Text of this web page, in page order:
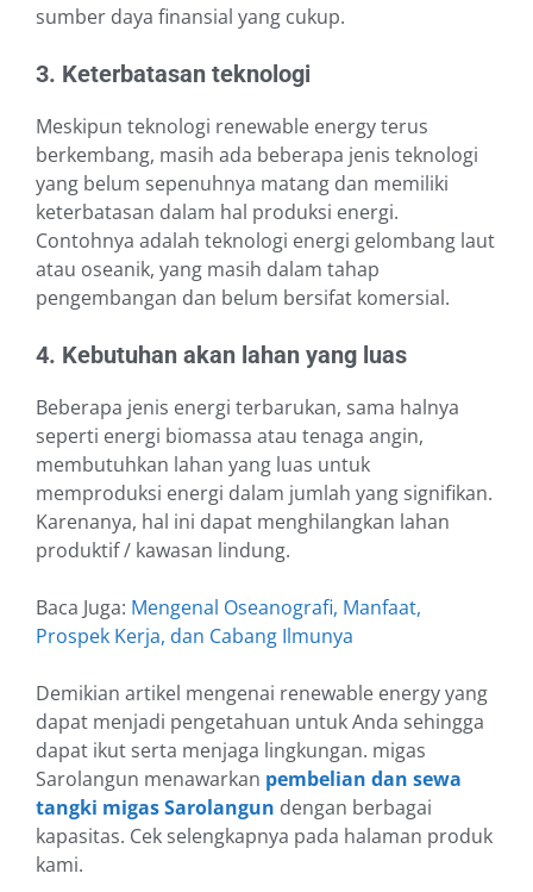
sumber daya finansial yang cukup.
3. Keterbatasan teknologi
Meskipun teknologi renewable energy terus
berkembang, masih ada beberapa jenis teknologi
yang belum sepenuhnya matang dan memiliki
keterbatasan dalam hal produksi energi.
Contohnya adalah teknologi energi gelombang laut
atau oseanik, yang masih dalam tahap
pengembangan dan belum bersifat komersial.
4. Kebutuhan akan lahan yang luas
Beberapa jenis energi terbarukan, sama halnya
seperti energi biomassa atau tenaga angin,
membutuhkan lahan yang luas untuk
memproduksi energi dalam jumlah yang signifikan.
Karenanya, hal ini dapat menghilangkan lahan
produktif / kawasan lindung.
Baca Juga: Mengenal Oseanografi, Manfaat,
Prospek Kerja, dan Cabang Ilmunya
Demikian artikel mengenai renewable energy yang
dapat menjadi pengetahuan untuk Anda sehingga
dapat ikut serta menjaga lingkungan. migas
Sarolangun menawarkan pembelian dan sewa
tangki migas Sarolangun dengan berbagai
kapasitas. Cek selengkapnya pada halaman produk
kami.